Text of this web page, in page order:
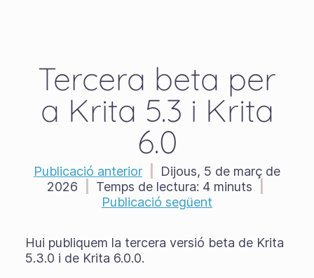
Tercera beta per
a Krita 5.3 i Krita
6.0
Publicació anterior
Dijous, 5 de març de
2026
Temps de lectura: 4 minuts
Publicació següent
Hui publiquem la tercera versió beta de Krita
5.3.0 i de Krita 6.0.0.